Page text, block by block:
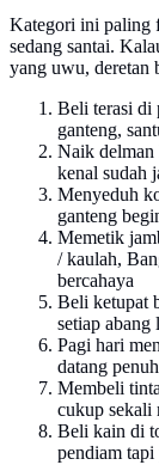
Kategori ini paling
sedang santai.
yang uwu, deretan
Beli terasi di
ganteng,
Naik delman
kenal sudah
Menyeduh
ganteng
Memetik
/ kaulah,
bercahaya
Beli ketupat
setiap abang
Pagi hari
datang
Membeli
cukup sekali
Beli kain di
pendiam